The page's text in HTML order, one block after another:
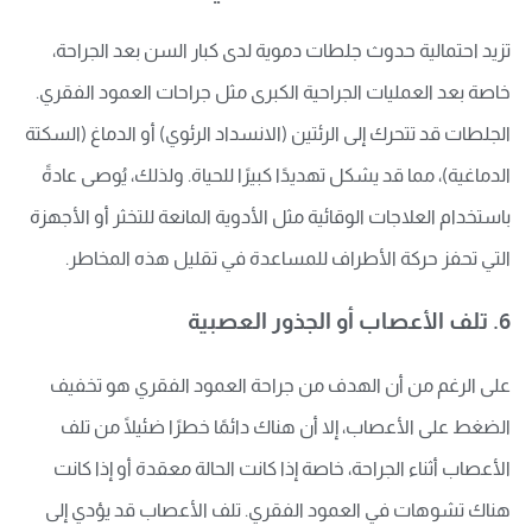
تزيد احتمالية حدوث جلطات دموية لدى كبار السن بعد الجراحة،
خاصة بعد العمليات الجراحية الكبرى مثل جراحات العمود الفقري.
الجلطات قد تتحرك إلى الرئتين (الانسداد الرئوي) أو الدماغ (السكتة
الدماغية)، مما قد يشكل تهديدًا كبيرًا للحياة. ولذلك، يُوصى عادةً
باستخدام العلاجات الوقائية مثل الأدوية المانعة للتخثر أو الأجهزة
التي تحفز حركة الأطراف للمساعدة في تقليل هذه المخاطر.
6. تلف الأعصاب أو الجذور العصبية
على الرغم من أن الهدف من جراحة العمود الفقري هو تخفيف
الضغط على الأعصاب، إلا أن هناك دائمًا خطرًا ضئيلًا من تلف
الأعصاب أثناء الجراحة، خاصة إذا كانت الحالة معقدة أو إذا كانت
هناك تشوهات في العمود الفقري. تلف الأعصاب قد يؤدي إلى